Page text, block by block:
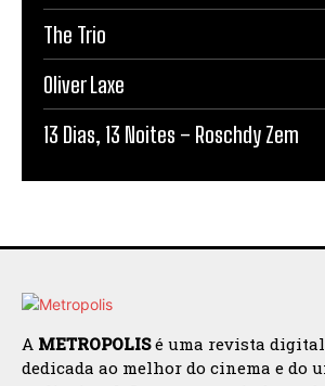
The Trio
Oliver Laxe
13 Dias, 13 Noites – Roschdy Zem
A METROPOLISé uma revista
dedicada ao melhor do cinema e do